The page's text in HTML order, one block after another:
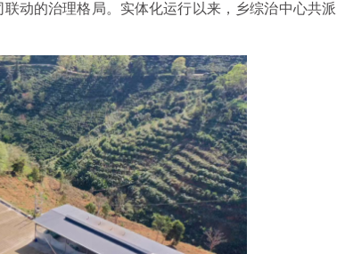
动的治理格局。实体化运行以来，乡综治中心共派